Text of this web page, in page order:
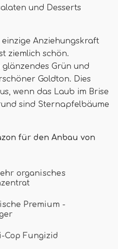
und Desserts
Anziehungskraft
ziemlich schön.
Grün und
Goldton. Dies
wenn das Laub im Brise
sind Sternapfelbäume
für den Anbau von
organisches
Premium -
Cop Fungizid